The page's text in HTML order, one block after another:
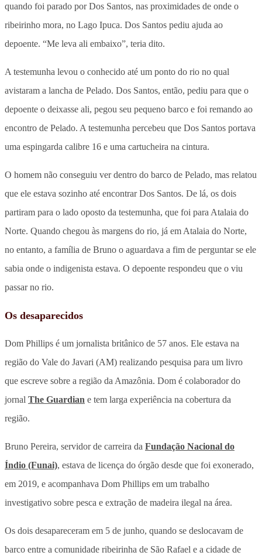
quando foi parado por Dos Santos, nas proximidades de onde o
ribeirinho mora, no Lago Ipuca. Dos Santos pediu ajuda ao
depoente. “Me leva ali embaixo”, teria dito.
A testemunha levou o conhecido até um ponto do rio no qual
avistaram a lancha de Pelado. Dos Santos, então, pediu para que o
depoente o deixasse ali, pegou seu pequeno barco e foi remando ao
encontro de Pelado. A testemunha percebeu que Dos Santos portava
uma espingarda calibre 16 e uma cartucheira na cintura.
O homem não conseguiu ver dentro do barco de Pelado, mas relatou
que ele estava sozinho até encontrar Dos Santos. De lá, os dois
partiram para o lado oposto da testemunha, que foi para Atalaia do
Norte. Quando chegou às margens do rio, já em Atalaia do Norte,
no entanto, a família de Bruno o aguardava a fim de perguntar se ele
sabia onde o indigenista estava. O depoente respondeu que o viu
passar no rio.
Os desaparecidos
Dom Phillips é um jornalista britânico de 57 anos. Ele estava na
região do Vale do Javari (AM) realizando pesquisa para um livro
que escreve sobre a região da Amazônia. Dom é colaborador do
jornal The Guardian e tem larga experiência na cobertura da
região.
Bruno Pereira, servidor de carreira da Fundação Nacional do
Índio (Funai), estava de licença do órgão desde que foi exonerado,
em 2019, e acompanhava Dom Phillips em um trabalho
investigativo sobre pesca e extração de madeira ilegal na área.
Os dois desapareceram em 5 de junho, quando se deslocavam de
barco entre a comunidade ribeirinha de São Rafael e a cidade de